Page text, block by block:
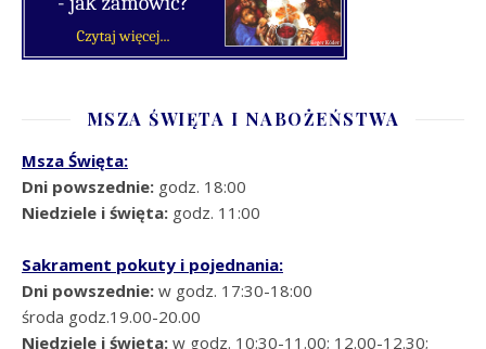
MSZA ŚWIĘTA I NABOŻEŃSTWA
Msza Święta:
Dni powszednie: godz. 18:00
Niedziele i święta: godz. 11:00
Sakrament pokuty i pojednania:
Dni powszednie: w godz. 17:30-18:00
środa godz.19.00-20.00
Niedziele i święta: w godz. 10:30-11.00; 12.00-12.30;